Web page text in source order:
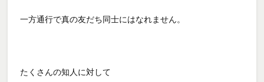
一方通行で真の友だち同士にはなれません。
たくさんの知人に対して